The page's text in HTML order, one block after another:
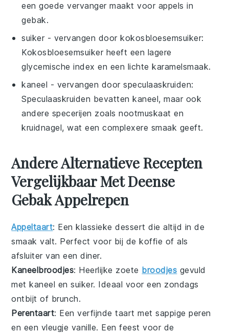
een goede vervanger maakt voor appels in
gebak.
suiker - vervangen doorkokosbloesemsuiker:
Kokosbloesemsuiker heeft een lagere
glycemische index en een lichte karamelsmaak.
kaneel - vervangen doorspeculaaskruiden:
Speculaaskruiden bevatten kaneel, maar ook
andere specerijen zoals nootmuskaat en
kruidnagel, wat een complexere smaak geeft.
Andere Alternatieve Recepten
Vergelijkbaar Met Deense
Gebak Appelrepen
Appeltaart: Een klassiekedessert die altijd in de
smaak valt. Perfect voor bij de koffie of als
afsluiter van een diner.
Kaneelbroodjes: Heerlijke zoete broodjes gevuld
met kaneel en suiker. Ideaal voor een zondags
ontbijt of brunch.
Perentaart: Een verfijndetaart met sappige peren
en een vleugje vanille. Een feest voor de